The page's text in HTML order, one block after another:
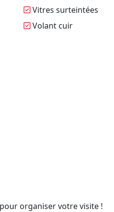
Vitres surteintées
Volant cuir
organiser votre visite !